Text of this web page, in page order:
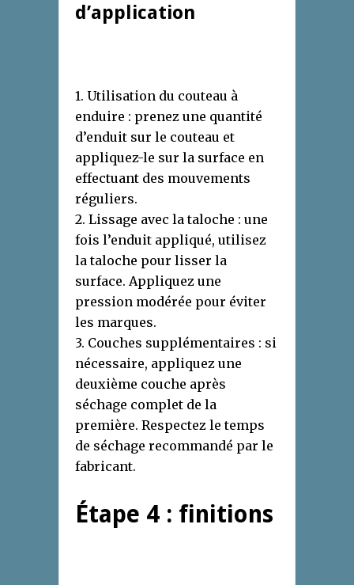
d’application
1. Utilisation du couteau à
enduire : prenez une quantité
d’enduit sur le couteau et
appliquez-le sur la surface en
effectuant des mouvements
réguliers.
2. Lissage avec la taloche : une
fois l’enduit appliqué, utilisez
la taloche pour lisser la
surface. Appliquez une
pression modérée pour éviter
les marques.
3. Couches supplémentaires : si
nécessaire, appliquez une
deuxième couche après
séchage complet de la
première. Respectez le temps
de séchage recommandé par le
fabricant.
Étape 4 : finitions